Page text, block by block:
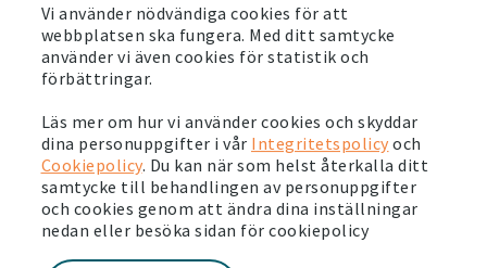
Vi använder nödvändiga cookies för att
webbplatsen ska fungera. Med ditt samtycke
använder vi även cookies för statistik och
förbättringar.
Läs mer om hur vi använder cookies och skyddar
dina personuppgifter i vår Integritetspolicy och
Cookiepolicy. Du kan när som helst återkalla ditt
samtycke till behandlingen av personuppgifter
och cookies genom att ändra dina inställningar
nedan eller besöka sidan för cookiepolicy
E-post*
Telefonnummer*